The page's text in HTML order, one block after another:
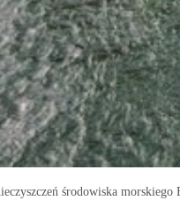
środowiska